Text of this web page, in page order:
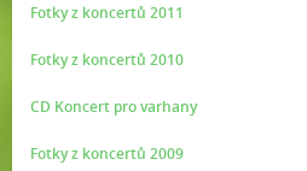
Fotky z koncertů 2011
Fotky z koncertů 2010
CD Koncert pro varhany
Fotky z koncertů 2009